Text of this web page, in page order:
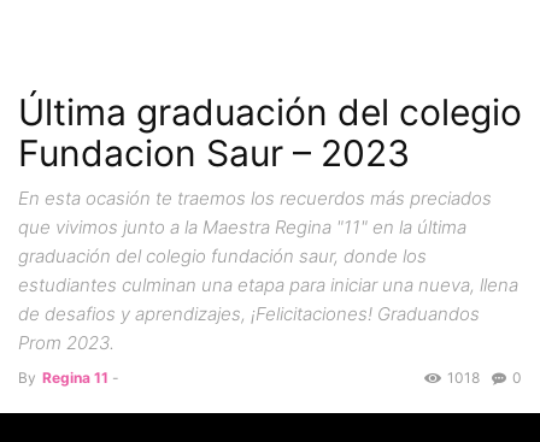
Última graduación del colegio
Fundacion Saur – 2023
En esta ocasión te traemos los recuerdos más preciados
que vivimos junto a la Maestra Regina "11" en la última
graduación del colegio fundación saur, donde los
estudiantes culminan una etapa para iniciar una nueva, llena
de desafios y aprendizajes, ¡Felicitaciones! Graduandos
Prom 2023.
By Regina 11 - 0
1018